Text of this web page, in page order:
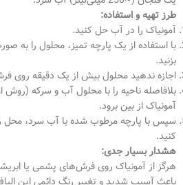
طرز تهیه و استفاده:
آمونیاک را در آب حل کنید.
با استفاده از یک پارچه تمیز، محلول را به
بزنید.
اجازه ندهید محلول بیش از یک دقیقه روی
بلافاصله ناحیه را با محلول آب و سرکه (روش
آمونیاک از بین برود.
سپس با پارچه مرطوب شده با آب سرد، محل
کنید.
هشدار بسیار جدی:
هرگز از آمونیاک روی فرش‌های پشمی یا
باعث آسیب شدید و تغییر رنگ دائمی این